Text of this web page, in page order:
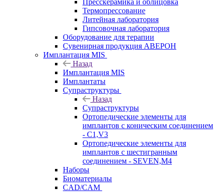
Пресскерамика и облицовка
Термопрессование
Литейная лаборатория
Гипсовочная лаборатория
Оборудование для терапии
Сувенирная продукция АВЕРОН
Имплантация MIS
Назад
Имплантация MIS
Имплантаты
Супраструктуры
Назад
Супраструктуры
Ортопедические элементы для
имплантов с коническим соединением
- C1,V3
Ортопедические элементы для
имплантов с шестигранным
соединением - SEVEN,M4
Наборы
Биоматериалы
CAD/CAM